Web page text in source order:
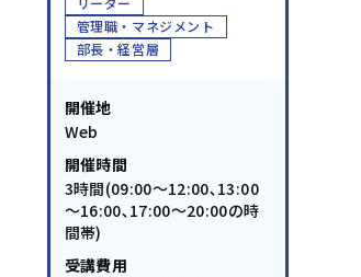
管理職・マネジメント
部長・経営層
開催地
Web
開催時間
3時間(09:00～12:00､13:00
～16:00､17:00～20:00の時
間帯)
受講費用